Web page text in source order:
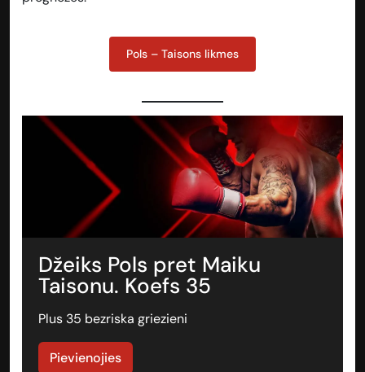
Pols – Taisons likmes
Džeiks Pols pret Maiku
Taisonu. Koefs 35
Plus 35 bezriska griezieni
Pievienojies